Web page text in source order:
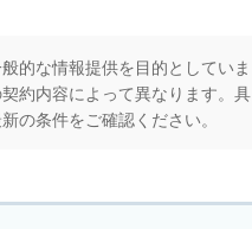
的な情報提供を目的としていま
約内容によって異なります。具
の条件をご確認ください。